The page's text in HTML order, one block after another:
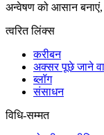
अन्वेषण को आसान बनाएं,
त्वरित लिंक्स
करीबन
अक्सर पूछे जाने
ब्लॉग
संसाधन
विधि-सम्‍मत